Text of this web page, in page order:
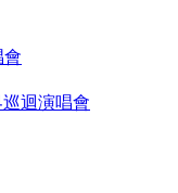
會
巡迴演唱會